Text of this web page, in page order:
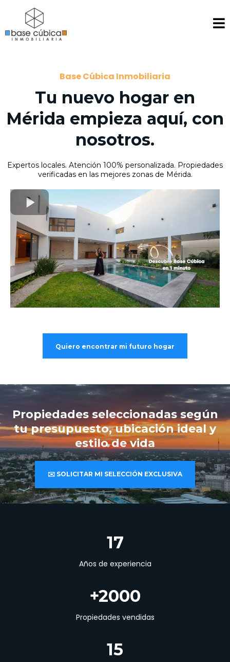
Base Cúbica Inmobiliaria
Tu nuevo hogar en
Mérida empieza aquí, con
nosotros.
Expertos locales. Atención 100% personalizada. Propiedades
verificadas en las mejores zonas de Mérida.
Quiero encontrar mi futuro hogar
Propiedades seleccionadas según
tu presupuesto, ubicación ideal y
estilo de vida
✉️ SOLICITAR MI SELECCIÓN EXCLUSIVA
17
Años de experiencia
+2000
Propiedades vendidas
15